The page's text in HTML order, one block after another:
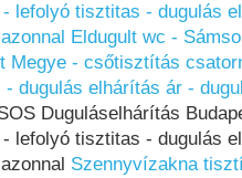
lefolyó tisztitas - dugulás
Eldugult wc -
Megye - csőtisztítás
dugulás elhárítás ár -
Duguláselhárítás
lefolyó tisztitas - dugulás
Szennyvízakna